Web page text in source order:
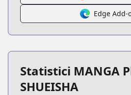
Edge Add-
Statistici MANGA
SHUEISHA